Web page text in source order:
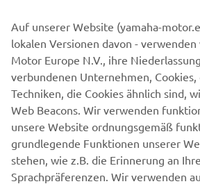
YAMAHA ZENTRUM
GYTR® PRO SHOP IN RIBNITZ-
Auf unserer Website (yamaha-
lokalen Versionen davon - verwenden
Motor Europe N.V., ihre
verbundenen Unternehmen, Cookies,
Techniken, die Cookies ähnlich sind,
Web Beacons. Wir verwenden
unsere Website ordnungsgemäß
grundlegende Funktionen unserer
stehen, wie z.B. die Erinnerung an
Sprachpräferenzen. Wir verwenden